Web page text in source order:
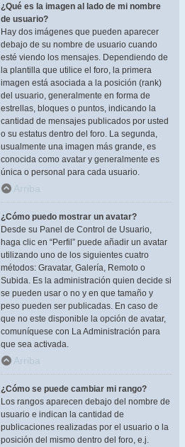
¿Qué es la imagen al lado de mi nombre
de usuario?
Hay dos imágenes que pueden aparecer
debajo de su nombre de usuario cuando
esté viendo los mensajes. Dependiendo de
la plantilla que utilice el foro, la primera
imagen está asociada a la posición (rank)
del usuario, generalmente en forma de
estrellas, bloques o puntos, indicando la
cantidad de mensajes publicados por usted
o su estatus dentro del foro. La segunda,
usualmente una imagen más grande, es
conocida como avatar y generalmente es
única o personal para cada usuario.
Arriba
¿Cómo puedo mostrar un avatar?
Desde su Panel de Control de Usuario,
haga clic en “Perfil” puede añadir un avatar
utilizando uno de los siguientes cuatro
métodos: Gravatar, Galería, Remoto o
Subida. Es la administración quien decide si
se pueden usar o no y en que tamaño y
peso pueden ser publicadas. En caso de
que no este disponible la opción de avatar,
comuníquese con La Administración para
que sea activada.
Arriba
¿Cómo se puede cambiar mi rango?
Los rangos aparecen debajo del nombre de
usuario e indican la cantidad de
publicaciones realizadas por el usuario o la
posición del mismo dentro del foro, e.j.